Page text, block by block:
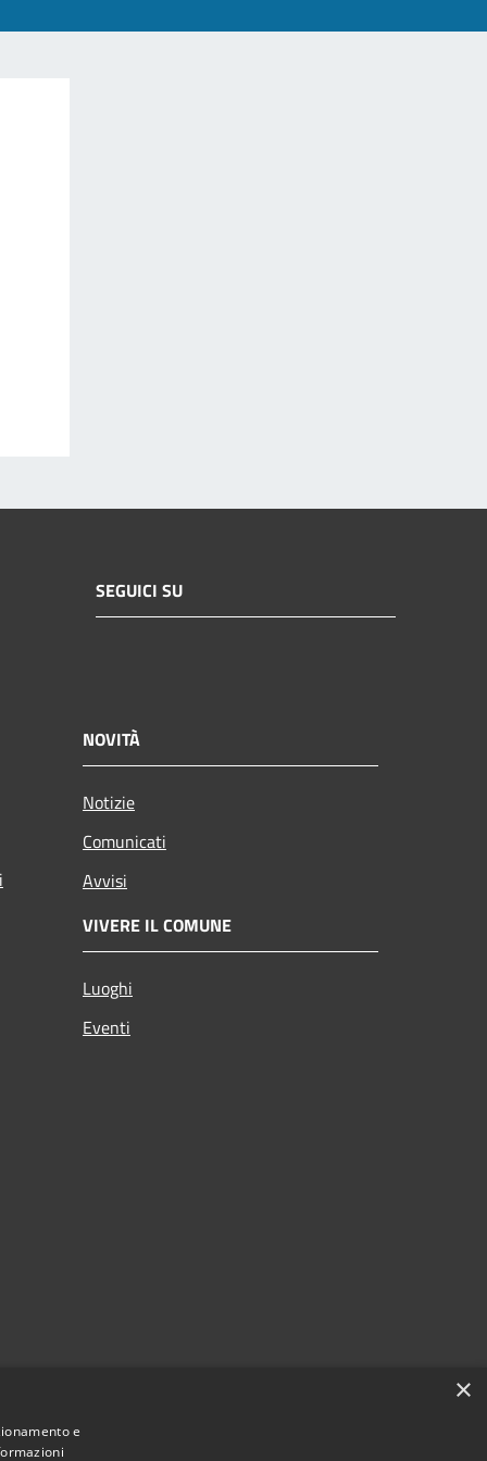
SEGUICI SU
NOVITÀ
Notizie
Comunicati
Avvisi
VIVERE IL COMUNE
Luoghi
Eventi
×
e